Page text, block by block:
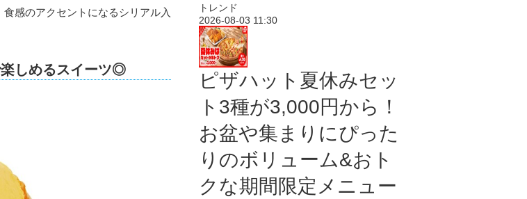
感のアクセントになるシリアル入
楽しめるスイーツ◎
トレンド
2026-08-03 11:30
ピザハット夏休みセッ
ト3種が3,000円から！
お盆や集まりにぴった
りのボリューム&おト
クな期間限定メニュー